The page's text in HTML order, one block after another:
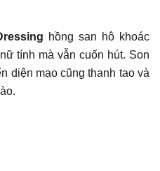
hồng san hô khoác
tính mà vẫn cuốn hút. Son
diện mạo cũng thanh tao và